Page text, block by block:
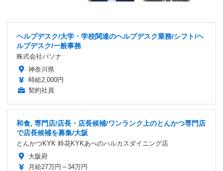
ヘルプデスク/大学・学校関連のヘルプデスク業務/シフト/ヘ
ルプデスク/一般事務
株式会社パソナ
神奈川県
時給2,000円
契約社員
和食, 専門店/店長・店長候補/ワンランク上のとんかつ専門店
で店長候補を募集/大阪
とんかつKYK 粋花KYKあべのハルカスダイニング店
大阪府
月給27万円～34万円